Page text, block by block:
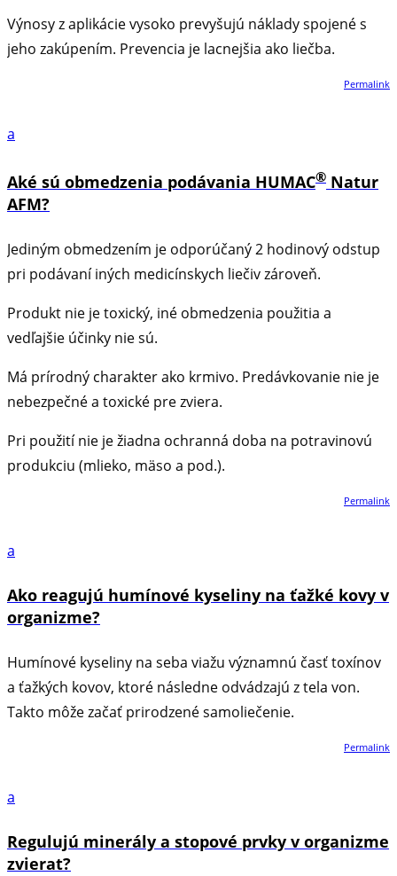
Výnosy z aplikácie vysoko prevyšujú náklady spojené s
jeho zakúpením. Prevencia je lacnejšia ako liečba.
Permalink
a
Aké sú obmedzenia podávania HUMAC® Natur
AFM?
Jediným obmedzením je odporúčaný 2 hodinový odstup
pri podávaní iných medicínskych liečiv zároveň.
Produkt nie je toxický, iné obmedzenia použitia a
vedľajšie účinky nie sú.
Má prírodný charakter ako krmivo. Predávkovanie nie je
nebezpečné a toxické pre zviera.
Pri použití nie je žiadna ochranná doba na potravinovú
produkciu (mlieko, mäso a pod.).
Permalink
a
Ako reagujú humínové kyseliny na ťažké kovy v
organizme?
Humínové kyseliny na seba viažu významnú časť toxínov
a ťažkých kovov, ktoré následne odvádzajú z tela von.
Takto môže začať prirodzené samoliečenie.
Permalink
a
Regulujú minerály a stopové prvky v organizme
zvierat?